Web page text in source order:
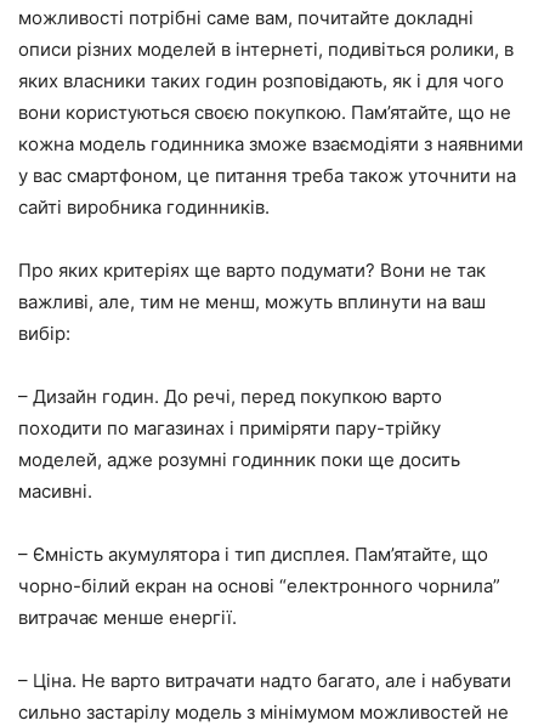
можливості потрібні саме вам, почитайте докладні
описи різних моделей в інтернеті, подивіться ролики, в
яких власники таких годин розповідають, як і для чого
вони користуються своєю покупкою. Пам’ятайте, що не
кожна модель годинника зможе взаємодіяти з наявними
у вас смартфоном, це питання треба також уточнити на
сайті виробника годинників.
Про яких критеріях ще варто подумати? Вони не так
важливі, але, тим не менш, можуть вплинути на ваш
вибір:
– Дизайн годин. До речі, перед покупкою варто
походити по магазинах і приміряти пару-трійку
моделей, адже розумні годинник поки ще досить
масивні.
– Ємність акумулятора і тип дисплея. Пам’ятайте, що
чорно-білий екран на основі “електронного чорнила”
витрачає менше енергії.
– Ціна. Не варто витрачати надто багато, але і набувати
сильно застарілу модель з мінімумом можливостей не